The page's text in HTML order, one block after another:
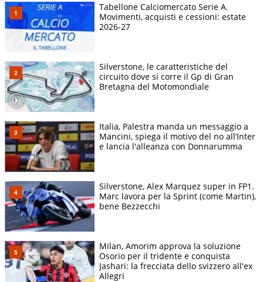
Tabellone Calciomercato Serie A.
Movimenti, acquisti e cessioni: estate
2026-27
Silverstone, le caratteristiche del
circuito dove si corre il Gp di Gran
Bretagna del Motomondiale
Italia, Palestra manda un messaggio a
Mancini, spiega il motivo del no all’Inter
e lancia l'alleanza con Donnarumma
Silverstone, Alex Marquez super in FP1.
Marc lavora per la Sprint (come Martin),
bene Bezzecchi
Milan, Amorim approva la soluzione
Osorio per il tridente e conquista
Jashari: la frecciata dello svizzero all'ex
Allegri